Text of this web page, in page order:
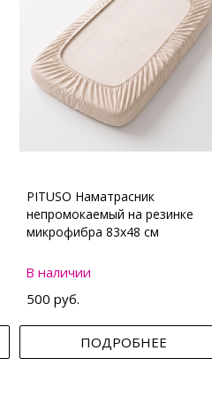
PITUSO Наматрасник
непромокаемый на резинке
микрофибра 83х48 см
В наличии
500 руб.
ПОДРОБНЕЕ